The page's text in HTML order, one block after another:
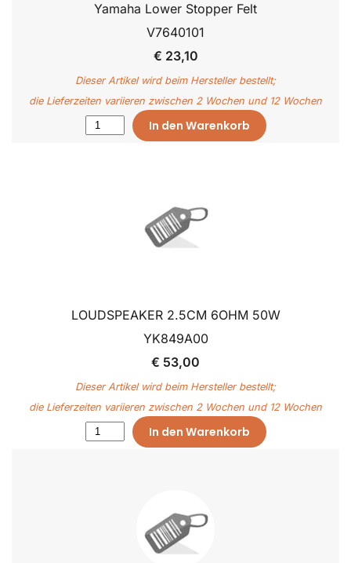
Yamaha Lower Stopper Felt
V7640101
€ 23,10
Dieser Artikel wird beim Hersteller bestellt;
die Lieferzeiten variieren zwischen 2 Wochen und 12 Wochen
In den Warenkorb
LOUDSPEAKER 2.5CM 6OHM 50W
YK849A00
€ 53,00
Dieser Artikel wird beim Hersteller bestellt;
die Lieferzeiten variieren zwischen 2 Wochen und 12 Wochen
In den Warenkorb